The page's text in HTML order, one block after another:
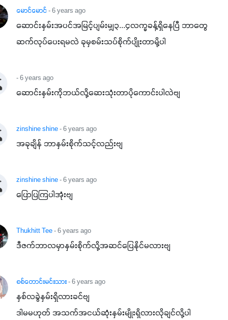
မောင်မောင်- 6 years ago
ဆောင်းနှမ်းအပင်အမြင့်ပျမ်းမျှ၃...၄လက္မခန့်ရှိနေပြီ ဘာတွေ
ဆက်လုပ်ပေးရမလဲ ခုမှစမ်းသပ်စိုက်ပျိုးတာမို့ပါ
- 6 years ago
ဆောင်းနှမ်းကိုဘယ်လို့ဆေးသုံးတာပိုကောင်းပါလဲဗျ
zinshine shine- 6 years ago
အခုချိန် ဘာနှမ်းစိုက်သင့်လည်းဗျ
zinshine shine- 6 years ago
ပြောပြကြပါအုံးဗျ
Thukhitt Tee- 6 years ago
ဒီဇက်ဘာလမှာနှမ်းစိုက်လို့အဆင်ပြေနိုင်မလားဗျ
စစ်တောင်းမင်းသား- 6 years ago
နှစ်လခွဲနှမ်းရှိလားခင်ဗျ
ဒါမမဟုတ် အသက်အငယ်ဆုံးနှမ်းမျိုးရှိလားလိုချင်လို့ပါ